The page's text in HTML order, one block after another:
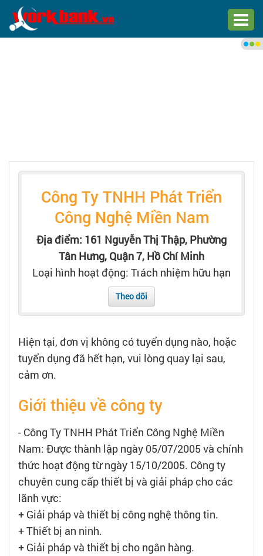
Trang chủ
Việc làm mới nhất
Tìm việc làm
Tạo hồ sơ
Bạn cần tuyển người
Nhà tuyển dụng
Công Ty TNHH Phát Triển
Công Nghệ Miền Nam
Địa điểm: 161 Nguyễn Thị Thập, Phường
Tân Hưng, Quận 7, Hồ Chí Minh
Loại hình hoạt động: Trách nhiệm hữu hạn
Theo dõi
Hiện tại, đơn vị không có tuyển dụng nào, hoặc
tuyển dụng đã hết hạn, vui lòng quay lại sau,
cảm ơn.
Giới thiệu về công ty
- Công Ty TNHH Phát Triển Công Nghệ Miền
Nam: Được thành lập ngày 05/07/2005 và chính
thức hoạt động từ ngày 15/10/2005. Công ty
chuyên cung cấp thiết bị và giải pháp cho các
lãnh vực:
+ Giải pháp và thiết bị công nghệ thông tin.
+ Thiết bị an ninh.
+ Giải pháp và thiết bị cho ngân hàng.